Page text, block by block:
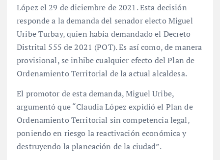
López el 29 de diciembre de 2021. Esta decisión
responde a la demanda del senador electo Miguel
Uribe Turbay, quien había demandado el Decreto
Distrital 555 de 2021 (POT). Es así como, de manera
provisional, se inhibe cualquier efecto del Plan de
Ordenamiento Territorial de la actual alcaldesa.
El promotor de esta demanda, Miguel Uribe,
argumentó que “Claudia López expidió el Plan de
Ordenamiento Territorial sin competencia legal,
poniendo en riesgo la reactivación económica y
destruyendo la planeación de la ciudad”.